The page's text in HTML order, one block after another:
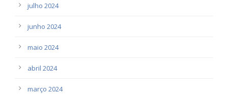
julho 2024
junho 2024
maio 2024
abril 2024
março 2024